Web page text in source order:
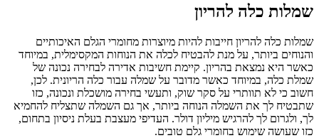
שמלות כלה להריון
שמלות כלה להריון חייבות להיות מיוצרות מחומרי הגלם האיכותיים
והנוחים ביותר, על מנת להבטיח לכלה את הנוחות המקסימלית, במיוחד
כאשר היא נמצאת בהריון. קיימת חשיבות אדירה לבחירה נכונה של
שמלת כלה, במיוחד כאשר מדובר על שמלה עבור כלה הריונית. לכן,
חשוב כי לא תוותרי על סקר שוק, ותעשי בחירה מושכלת ונכונה, כזו
שתבטיח לך את השמלה הנוחה ביותר, אך גם השמלה שתצליח להחמיא
לך, ולגרום לך להרגיש מיליון דולר. העדיפי מעצבת בעלת ניסיון בתחום,
כזו שעושה שימוש בחומרי גלם טובים.